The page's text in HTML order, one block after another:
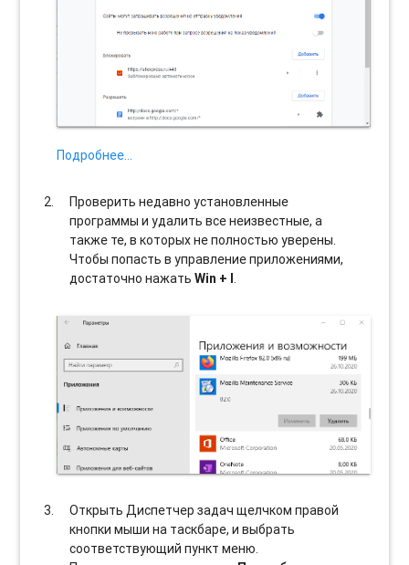
Подробнее…
Проверить недавно установленные
программы и удалить все неизвестные, а
также те, в которых не полностью уверены.
Чтобы попасть в управление приложениями,
достаточно нажатьWin + I.
Открыть Диспетчер задач щелчком правой
кнопки мыши на таскбаре, и выбрать
соотвeтствующий пункт меню.